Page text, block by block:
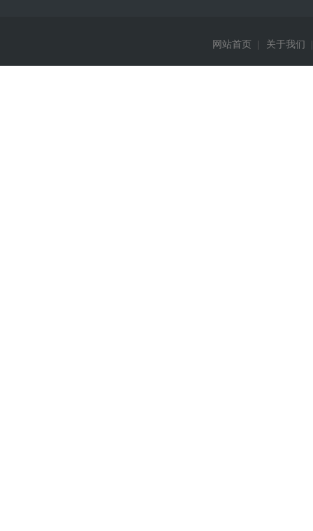
网站首页 关于我们